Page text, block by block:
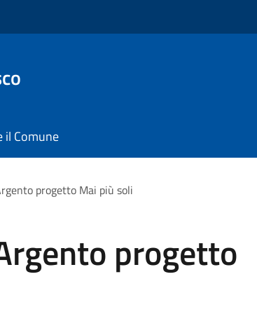
il Comune
progetto Mai più soli
progetto